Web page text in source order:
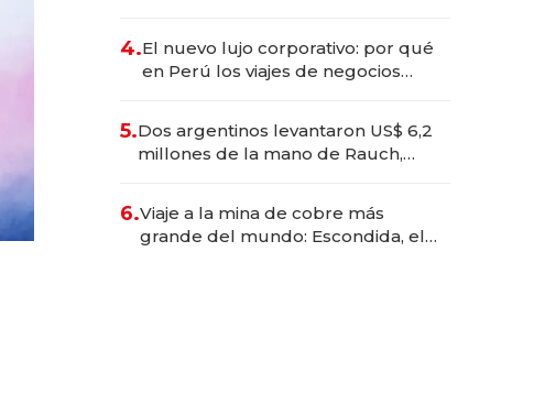
4.El nuevo lujo corporativo: por qué
en Perú los viajes de negocios
transformadoras
5.Dos argentinos levantaron US$ 6,2
millones de la mano de Rauch,
6.Viaje a la mina de cobre más
grande del mundo: Escondida, el